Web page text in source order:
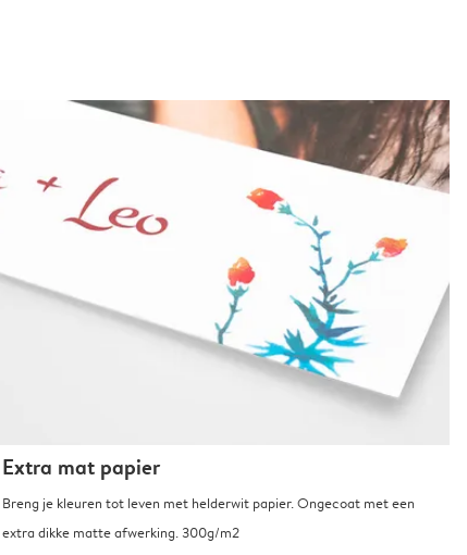
Extra mat papier
Breng je kleuren tot leven met helderwit papier. Ongecoat met een
extra dikke matte afwerking. 300g/m2